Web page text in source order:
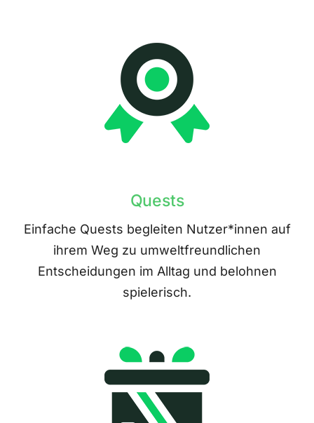
Quests
Einfache Quests begleiten Nutzer*innen auf
ihrem Weg zu umweltfreundlichen
Entscheidungen im Alltag und belohnen
spielerisch.